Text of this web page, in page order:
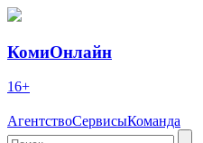
КомиОнлайн
16+
АгентствоСервисыКоманда